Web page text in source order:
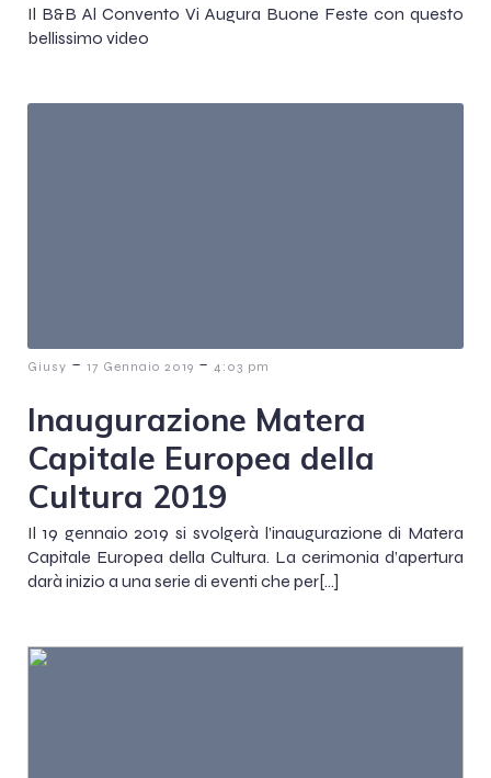
Il B&B Al Convento Vi Augura Buone Feste con questo
bellissimo video
Giusy - 17 Gennaio 2019 - 4:03 pm
Inaugurazione Matera
Capitale Europea della
Cultura 2019
Il 19 gennaio 2019 si svolgerà l’inaugurazione di Matera
Capitale Europea della Cultura. La cerimonia d’apertura
darà inizio a una serie di eventi che per[…]